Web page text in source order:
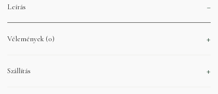
Leírás
Vélemények (0)
Szállítás